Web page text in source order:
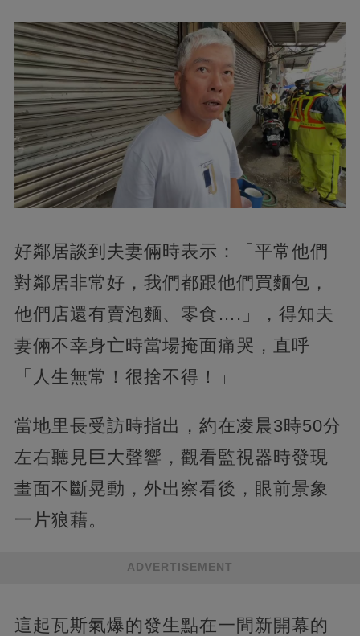
好鄰居談到夫妻倆時表示：「平常他們
對鄰居非常好，我們都跟他們買麵包，
他們店還有賣泡麵、零食….」，得知夫
妻倆不幸身亡時當場掩面痛哭，直呼
「人生無常！很捨不得！」
當地里長受訪時指出，約在凌晨3時50分
左右聽見巨大聲響，觀看監視器時發現
畫面不斷晃動，外出察看後，眼前景象
一片狼藉。
ADVERTISEMENT
這起瓦斯氣爆的發生點在一間新開幕的